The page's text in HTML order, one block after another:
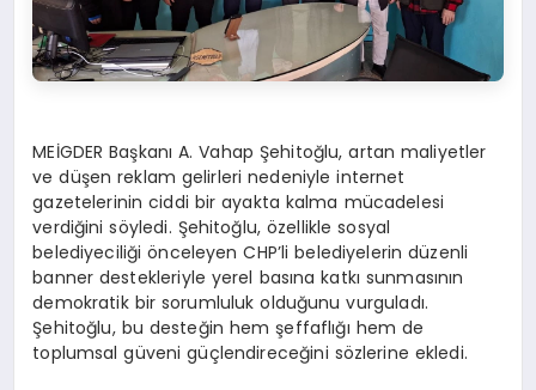
MEİGDER Başkanı A. Vahap Şehitoğlu, artan maliyetler
ve düşen reklam gelirleri nedeniyle internet
gazetelerinin ciddi bir ayakta kalma mücadelesi
verdiğini söyledi. Şehitoğlu, özellikle sosyal
belediyeciliği önceleyen CHP’li belediyelerin düzenli
banner destekleriyle yerel basına katkı sunmasının
demokratik bir sorumluluk olduğunu vurguladı.
Şehitoğlu, bu desteğin hem şeffaflığı hem de
toplumsal güveni güçlendireceğini sözlerine ekledi.